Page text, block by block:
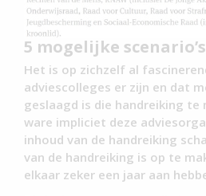
5 mogelijke scenario’s
Het is op zichzelf al
adviescolleges er zijn en dat
geslaagd is die handreiking te
ware impliciet deze
inhoud van de handreiking
van de handreiking is op te
elkaar zeker een jaar aan